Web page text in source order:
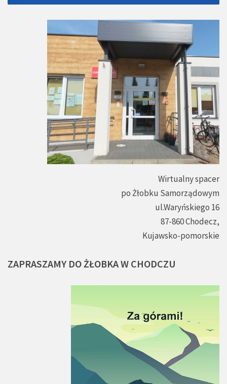
Wirtualny spacer
po Żłobku Samorządowym
ul.Waryńskiego 16
87-860 Chodecz,
Kujawsko-pomorskie
ZAPRASZAMY DO ŻŁOBKAW CHODCZU